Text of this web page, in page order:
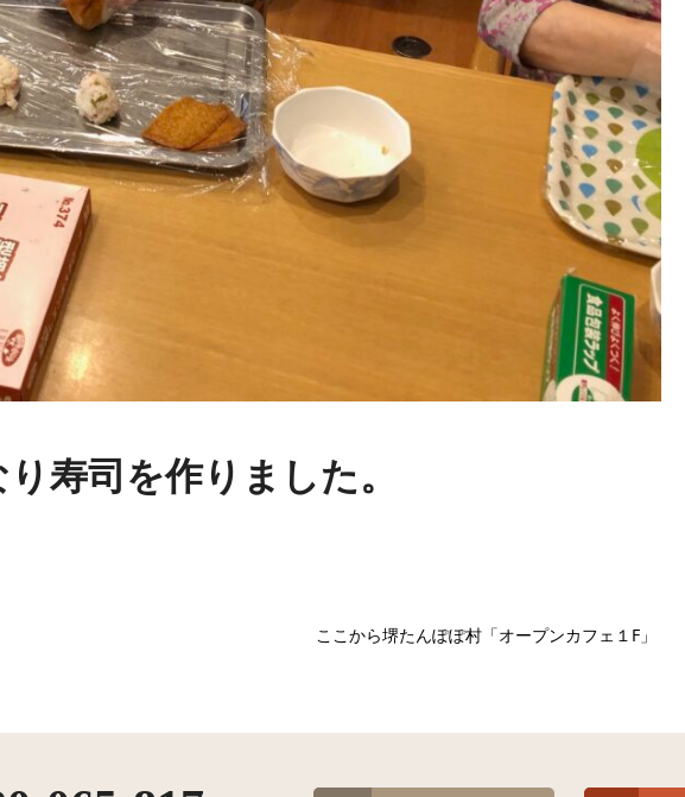
寿司を作りました。
ここから堺たんぽぽ村「オープンカフェ１F」